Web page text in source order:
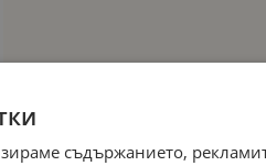
съдържанието,